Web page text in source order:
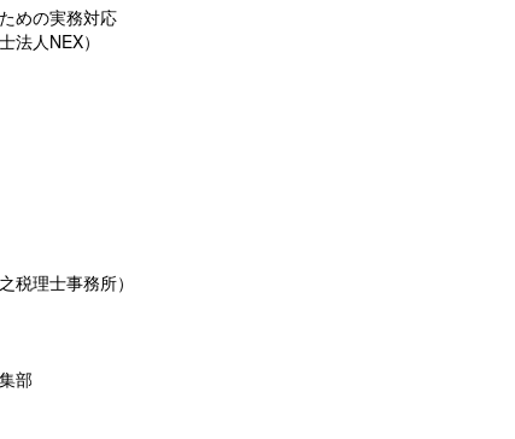
めの実務対応
人NEX）
理士事務所）
部